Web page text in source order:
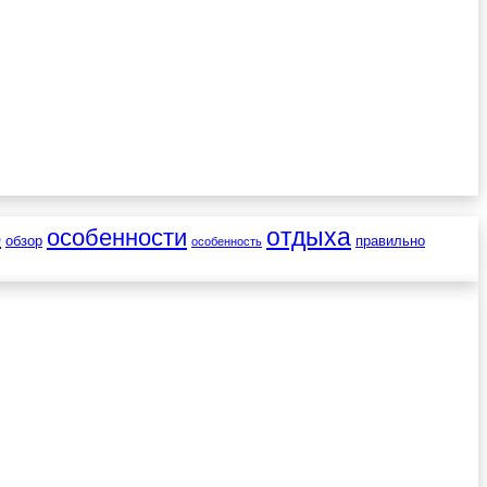
обзор особенности особенность отдыха правильно